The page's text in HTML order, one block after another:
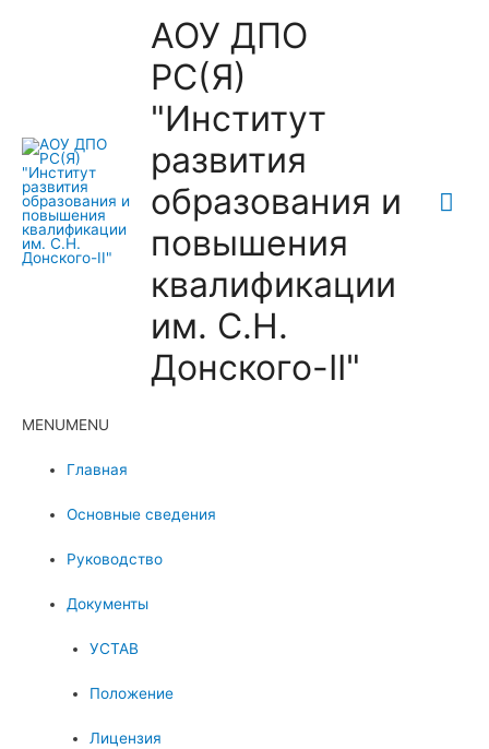
АОУ ДПО
РС(Я)
"Институт
развития
образования и
повышения
квалификации
им. С.Н.
Донского-II"
MENUMENU
Главная
Основные сведения
Руководство
Документы
УСТАВ
Положение
Лицензия